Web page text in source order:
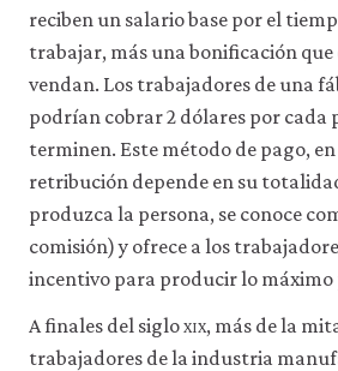
reciben un salario base por el
trabajar, más una bonificación que
vendan. Los trabajadores de una
podrían cobrar 2 dólares por cada
terminen. Este método de pago, en
retribución depende en su
produzca la persona, se conoce
comisión) y ofrece a los
incentivo para producir lo máximo
A finales del sigloxix, más de la
trabajadores de la industria